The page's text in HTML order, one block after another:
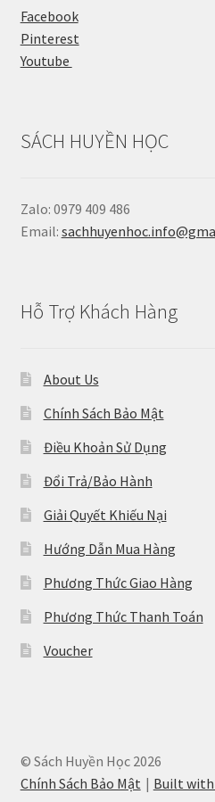
Facebook
Pinterest
Youtube
SÁCH HUYỀN HỌC
Zalo: 0979 409 486
Email:
Hỗ Trợ Khách Hàng
About Us
Chính Sách Bảo Mật
Điều Khoản Sử Dụng
Đổi Trả/Bảo Hành
Giải Quyết Khiếu Nại
Hướng Dẫn Mua Hàng
Phương Thức Giao Hàng
Phương Thức Thanh Toán
Voucher
© Sách Huyền Học 2026
Chính Sách Bảo Mật
Built with